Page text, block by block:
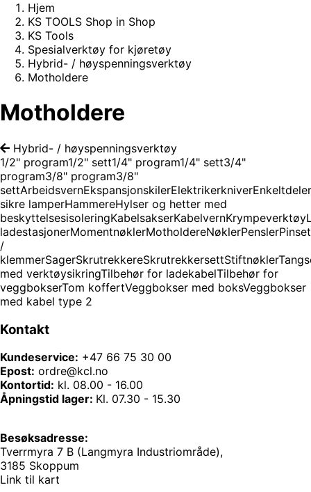
Hjem
KS TOOLS Shop in Shop
KS Tools
Spesialverktøy for kjøretøy
Hybrid- / høyspenningsverktøy
Motholdere
Motholdere
Hybrid- / høyspenningsverktøy
1/2" program1/2" sett1/4" program1/4" sett3/4"
program3/8" program3/8"
settArbeidsvernEkspansjonskilerElektrikerkniverEnkeltdeler
sikre lamperHammereHylser og hetter med
beskyttelsesisoleringKabelsakserKabelvernKrympeverktøy
ladestasjonerMomentnøklerMotholdereNøklerPensler
/
klemmerSagerSkrutrekkereSkrutrekkersettStiftnøkler
med verktøysikringTilbehør for ladekabelTilbehør for
veggbokserTom koffertVeggbokser med boksVeggbokser
med kabel type 2
Kontakt
Kundeservice: +47 66 75 30 00
Epost: ordre@kcl.no
Kontortid: kl. 08.00 - 16.00
Åpningstid lager: Kl. 07.30 - 15.30
Besøksadresse:
Tverrmyra 7 B (Langmyra Industriområde),
3185 Skoppum
Link til kart